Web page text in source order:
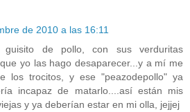
de 2010 a las 16:11
de pollo, con sus verduritas
yo las hago desaparecer...y a mí me
los trocitos, y ese "peazodepollo" ya
incapaz de matarlo....así están mis
y ya deberían estar en mi olla, jejjej